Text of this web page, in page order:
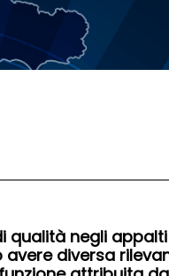
qualità negli appalti
diversa